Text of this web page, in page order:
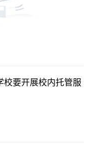
校要开展校内托管服